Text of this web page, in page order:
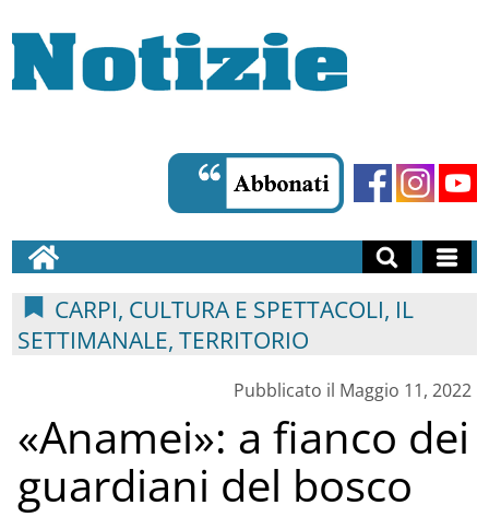
CARPI, CULTURA E SPETTACOLI, IL
SETTIMANALE, TERRITORIO
Pubblicato il Maggio 11, 2022
«Anamei»: a fianco dei
guardiani del bosco